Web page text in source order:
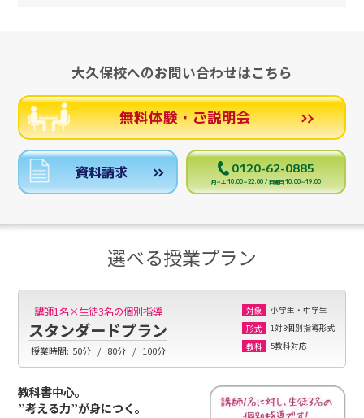
大久保校へのお問い合わせはこちら
無料体験・ご説明会
資料請求 0120-62-0885
月～土 10:00～22:00 / 日曜日 10:00～19:00
選べる授業プラン
講師1名×生徒3名の個別指導
スタンダードプラン
授業時間: 50分 80分 100分
対象
小学生・中学生
形式
1対3個別指導形式
教科
5教科対応
教科書中心。
”考える力”が身につく。